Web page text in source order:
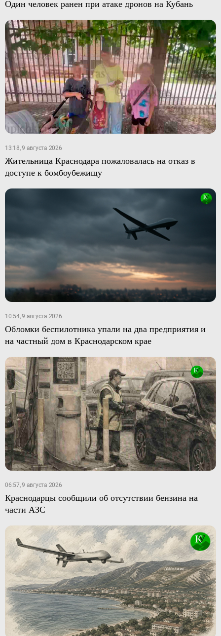
Один человек ранен при атаке дронов на Кубань
13:18, 9 августа 2026
Жительница Краснодара пожаловалась на отказ в
доступе к бомбоубежищу
10:54, 9 августа 2026
Обломки беспилотника упали на два предприятия и
на частный дом в Краснодарском крае
06:57, 9 августа 2026
Краснодарцы сообщили об отсутствии бензина на
части АЗС